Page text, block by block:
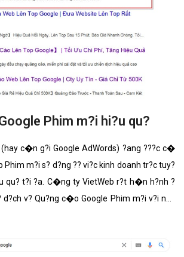
Phim m?i hi?u qu?
c�n g?i Google AdWords) ?ang ???c c�
m?i s? d?ng ?? vi?c kinh doanh tr?c tuy?
qu? t?i ?a. C�ng ty VietWeb r?t h�n h?nh ?
v? Qu?ng c�o Google Phim m?i v?i nh?